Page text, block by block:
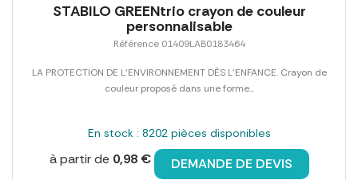
STABILO GREENtrio crayon de couleur
personnalisable
Référence 01409LAB0183464
LA PROTECTION DE L'ENVIRONNEMENT DÈS L'ENFANCE. Crayon de
couleur proposé dans une forme...
En stock : 8202 pièces disponibles
à partir de 0,98 € DEMANDE DE DEVIS